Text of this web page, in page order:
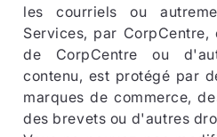
les courriels ou
Services, par
de CorpCentre ou
contenu, est protégé par
marques de commerce,
des brevets ou d'autres